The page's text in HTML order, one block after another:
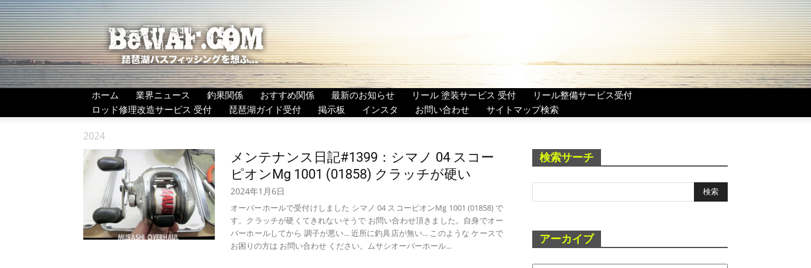
BeWAF
(ビ
ワ
エ
フ）
ホーム 業界ニュース 釣果関係 おすすめ関係 最新のお知らせ リール 塗装サービス 受付
リール整備サービス受付
ロッド修理改造サービス 受付
琵琶湖ガイド受付 掲示板 インスタ お問い合わせ サイトマップ検索
2024
メンテナンス日記#1399：シマノ 04 スコー
ピオンMg 1001 (01858) クラッチが硬い
2024年1月6日
オーバーホールで受付けしました シマノ 04 スコーピオンMg 1001 (01858) で
す。クラッチが硬くてきれないそうで お問い合わせ頂きました。自身でオー
バーホールしてから 調子が悪い... 近所に釣具店が無い... このような ケースで
お困りの方は お問い合わせ ください。ムサシオーバーホール...
検索サーチ
アーカイブ
ア